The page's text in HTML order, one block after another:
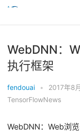
WebDNN：
执行框架
fendouai • 2017年8
TensorFlowNews
WebDNN：Web浏